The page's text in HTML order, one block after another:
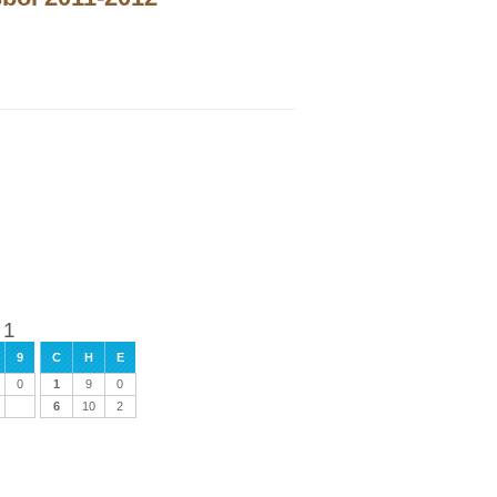
9 C H
E
0
1 9
0
6
10 2